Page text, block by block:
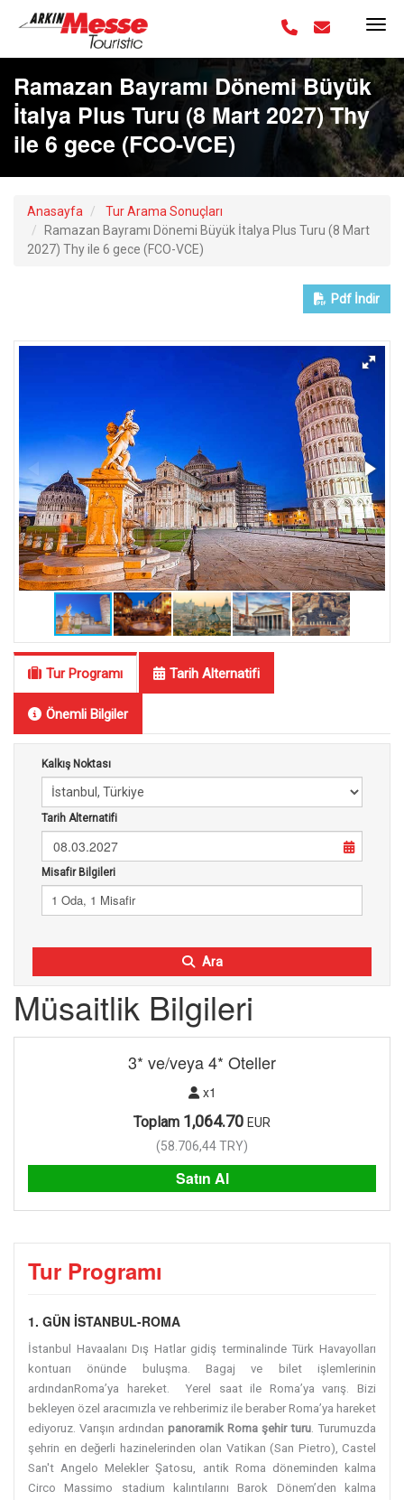
Ramazan Bayramı Dönemi Büyük
İtalya Plus Turu (8 Mart 2027) Thy
ile 6 gece (FCO-VCE)
Anasayfa
Tur Arama Sonuçları
Ramazan Bayramı Dönemi Büyük İtalya Plus Turu (8 Mart
2027) Thy ile 6 gece (FCO-VCE)
Pdf İndir
Tur Programı Tarih Alternatifi
Önemli Bilgiler
Kalkış Noktası
Tarih Alternatifi
08.03.2027
Misafir Bilgileri
1 Oda, 1 Misafir
Ara
Müsaitlik Bilgileri
3* ve/veya 4* Oteller
x1
Toplam 1,064.70 EUR
(58.706,44TRY)
Satın Al
Tur Programı
1. GÜN İSTANBUL-ROMA
İstanbul Havaalanı Dış Hatlar gidiş terminalinde Türk Havayolları
kontuarı önünde buluşma. Bagaj ve bilet işlemlerinin
ardındanRoma’ya hareket. Yerel saat ile Roma’ya varış. Bizi
bekleyen özel aracımızla ve rehberimiz ile beraber Roma’ya hareket
ediyoruz. Varışın ardından panoramik Roma şehir turu. Turumuzda
şehrin en değerli hazinelerinden olan Vatikan (San Pietro), Castel
San't Angelo Melekler Şatosu, antik Roma döneminden kalma
Circo Massimo stadium kalıntılarını Barok Dönem’den kalma